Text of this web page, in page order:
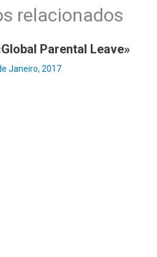
relacionados
Parental Leave»
Janeiro, 2017